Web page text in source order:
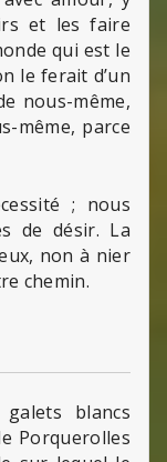
et les faire
qui est le
le ferait d’un
nous-même,
même, parce
; nous
de désir. La
non à nier
chemin.
blancs
Porquerolles